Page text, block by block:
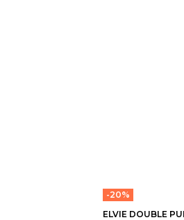
-20%
ELVIE DOUBLE